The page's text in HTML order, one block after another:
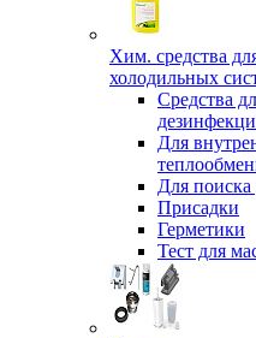
Хим. средства
холодильных
Средства
Для
Для поиска
Присадки
Герметики
Тест для